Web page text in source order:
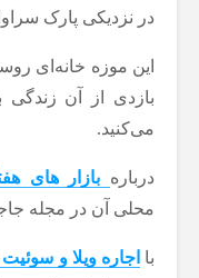
در نزدیکی پارک
این موزه خانه‌ای
بازدی از آن
می‌کنید.
درباره بازار های
محلی آن در مجله
با اجاره ویلا و